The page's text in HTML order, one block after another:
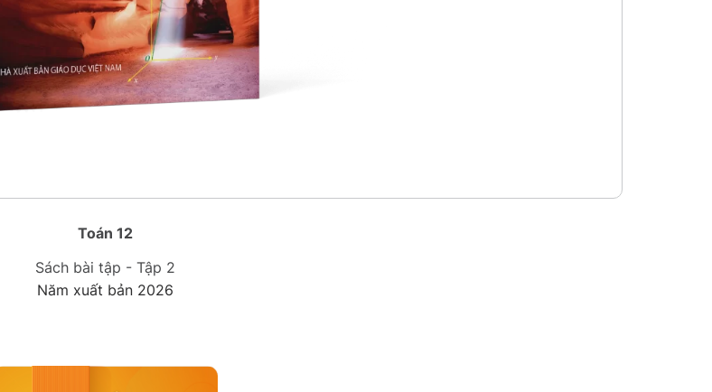
Toán 12
Sách bài tập - Tập 2
Năm xuất bản 2026